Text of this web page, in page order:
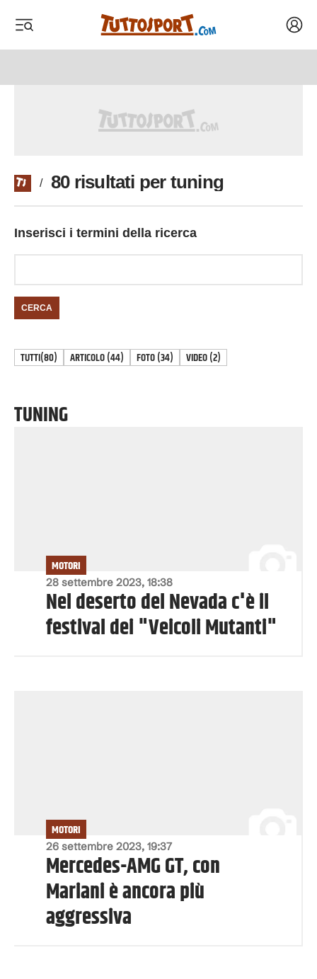
/ 80 risultati per tuning
Inserisci i termini della ricerca
CERCA
TUTTI(80) ARTICOLO(44) FOTO(34) VIDEO(2)
TUNING
28 settembre 2023, 18:38
MOTORI
Nel deserto del Nevada c'è il
festival dei "Veicoli Mutanti"
26 settembre 2023, 19:37
MOTORI
Mercedes-AMG GT, con
Mariani è ancora più
aggressiva